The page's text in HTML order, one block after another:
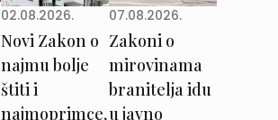
02.08.2026.
Novi Zakon o
najmu bolje
štiti i
najmoprimce,
07.08.2026.
Zakoni o
mirovinama
branitelja idu
u javno